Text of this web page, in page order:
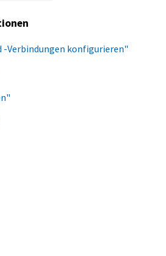
Verbindungen konfigurieren"